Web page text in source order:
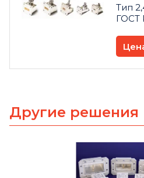
Тип
ГОСТ
Другие решения